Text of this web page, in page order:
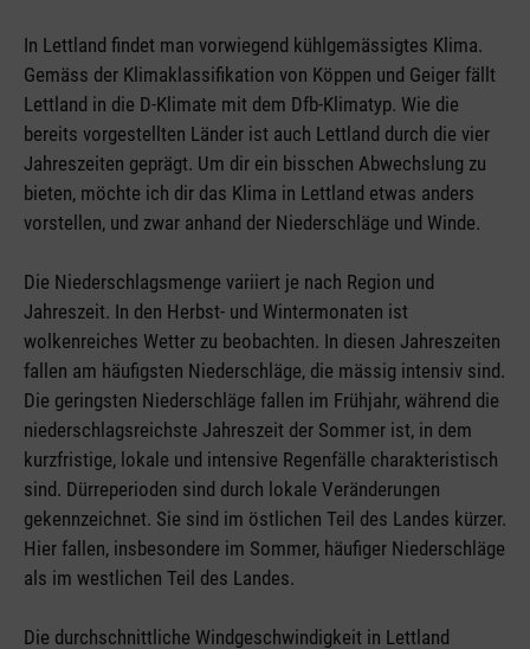
In Lettland findet man vorwiegend kühlgemässigtes Klima.
Gemäss der Klimaklassifikation von Köppen und Geiger fällt
Lettland in die D-Klimate mit dem Dfb-Klimatyp. Wie die
bereits vorgestellten Länder ist auch Lettland durch die vier
Jahreszeiten geprägt. Um dir ein bisschen Abwechslung zu
bieten, möchte ich dir das Klima in Lettland etwas anders
vorstellen, und zwar anhand der Niederschläge und Winde.
Die Niederschlagsmenge variiert je nach Region und
Jahreszeit. In den Herbst- und Wintermonaten ist
wolkenreiches Wetter zu beobachten. In diesen Jahreszeiten
fallen am häufigsten Niederschläge, die mässig intensiv sind.
Die geringsten Niederschläge fallen im Frühjahr, während die
niederschlagsreichste Jahreszeit der Sommer ist, in dem
kurzfristige, lokale und intensive Regenfälle charakteristisch
sind. Dürreperioden sind durch lokale Veränderungen
gekennzeichnet. Sie sind im östlichen Teil des Landes kürzer.
Hier fallen, insbesondere im Sommer, häufiger Niederschläge
als im westlichen Teil des Landes.
Die durchschnittliche Windgeschwindigkeit in Lettland